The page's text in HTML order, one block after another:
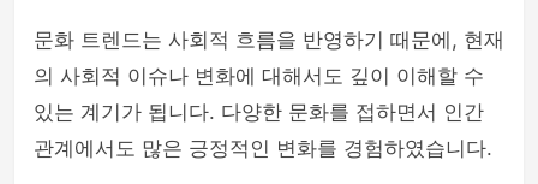
문화 트렌드는 사회적 흐름을 반영하기 때문에, 현재
의 사회적 이슈나 변화에 대해서도 깊이 이해할 수
있는 계기가 됩니다. 다양한 문화를 접하면서 인간
관계에서도 많은 긍정적인 변화를 경험하였습니다.